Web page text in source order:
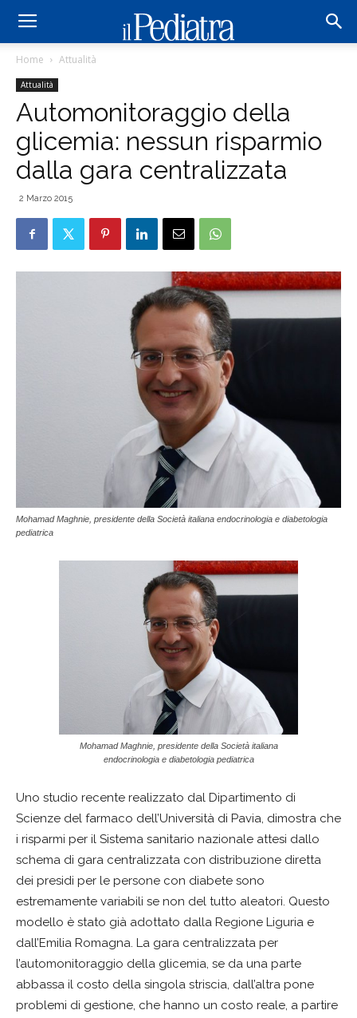
Home Attualità
Attualità
Automonitoraggio della
glicemia: nessun risparmio
dalla gara centralizzata
2 Marzo 2015
Mohamad Maghnie, presidente della Società italiana endocrinologia e diabetologia
pediatrica
Mohamad Maghnie, presidente della Società italiana
endocrinologia e diabetologia pediatrica
Uno studio recente realizzato dal Dipartimento di
Scienze del farmaco dell’Università di Pavia, dimostra che
i risparmi per il Sistema sanitario nazionale attesi dallo
schema di gara centralizzata con distribuzione diretta
dei presidi per le persone con diabete sono
estremamente variabili se non del tutto aleatori. Questo
modello è stato già adottato dalla Regione Liguria e
dall’Emilia Romagna. La gara centralizzata per
l’automonitoraggio della glicemia, se da una parte
abbassa il costo della singola striscia, dall’altra pone
problemi di gestione, che hanno un costo reale, a partire